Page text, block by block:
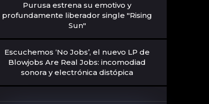
Purusa estrena su emotivo y
profundamente liberador single "Rising
Sun"
Escuchemos ‘No Jobs’, el nuevo LP de
Blowjobs Are Real Jobs: incomodiad
sonora y electrónica distópica